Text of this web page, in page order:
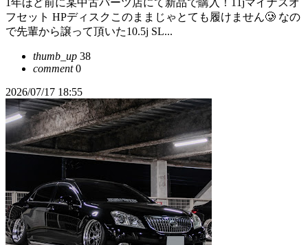
1年ほど前に某中古パーツ店にて新品で購入！11jマイナスオ
フセット HPディスクこのままじゃとても履けません🥲 なの
で先輩から譲って頂いた10.5j SL...
thumb_up 38
comment0
2026/07/17 18:55